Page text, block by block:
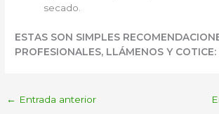
secado.
ESTAS SON SIMPLES
PROFESIONALES, LLÁMENOS Y
← Entrada anterior